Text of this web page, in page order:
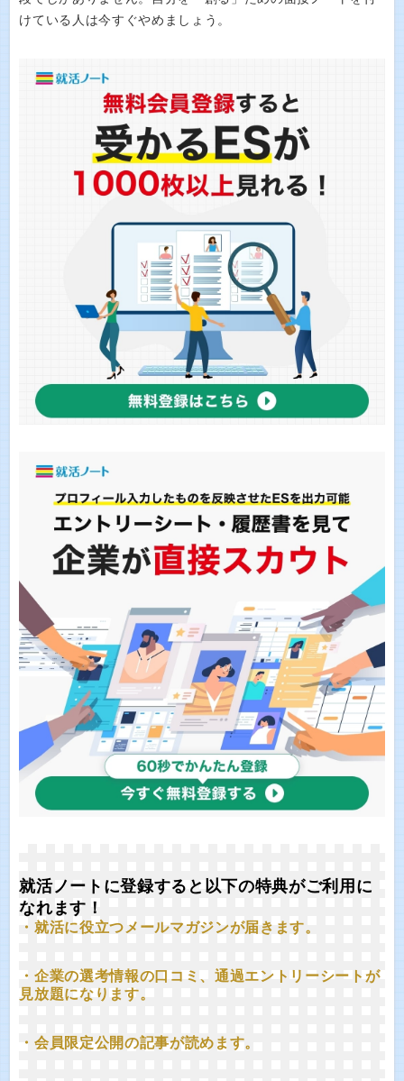
けている人は今すぐやめましょう。
就活ノートに登録すると以下の特典がご利用に
なれます！
・就活に役立つメールマガジンが届きます。
・企業の選考情報の口コミ、通過エントリーシートが
見放題になります。
・会員限定公開の記事が読めます。